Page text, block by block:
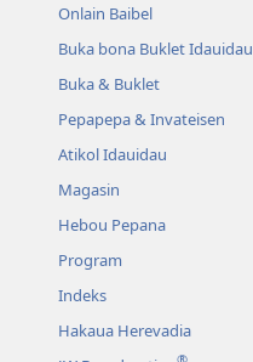
Onlain Baibel
Buka bona Buklet Idauidau
Buka & Buklet
Pepapepa & Invateisen
Atikol Idauidau
Magasin
Hebou Pepana
Program
Indeks
Hakaua Herevadia